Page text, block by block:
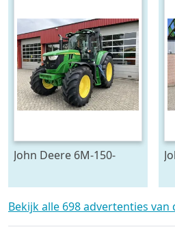
John Deere 6M-150-
Bekijk alle 698 advertenties